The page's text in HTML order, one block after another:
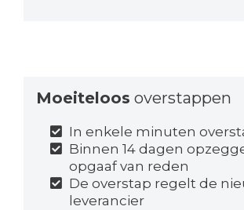
Moeiteloos overstappen
In enkele minuten
Binnen 14 dagen
opgaaf van reden
De overstap regelt de
leverancier